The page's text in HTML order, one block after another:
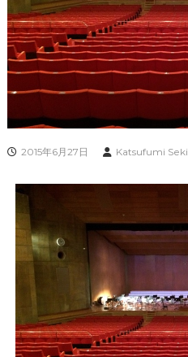
2015年6月27日 Katsufumi Seki